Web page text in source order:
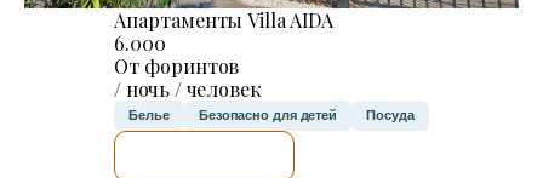
Апартаменты Villa AIDA
6.000
От форинтов
/ ночь / человек
Белье Безопасно для детей Посуда